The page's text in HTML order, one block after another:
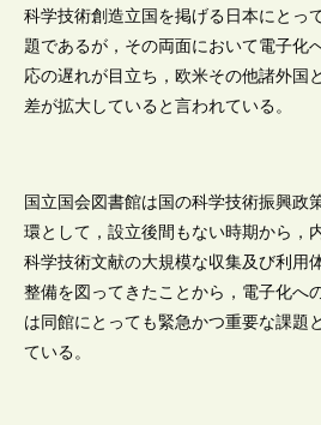
科学技術創造立国を掲げる日本にとっ
題であるが，その両面において電子化
応の遅れが目立ち，欧米その他諸外国
差が拡大していると言われている。
国立国会図書館は国の科学技術振興政
環として，設立後間もない時期から，
科学技術文献の大規模な収集及び利用
整備を図ってきたことから，電子化へ
は同館にとっても緊急かつ重要な課題
ている。